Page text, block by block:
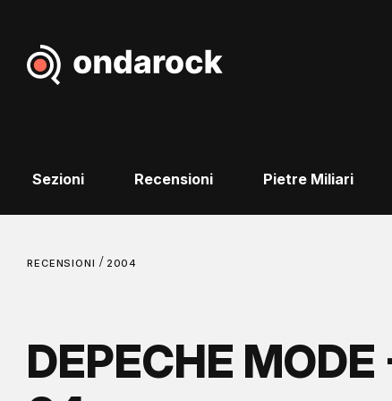
Sezioni Recensioni Pietre Miliari
RECENSIONI / 2004
DEPECHE